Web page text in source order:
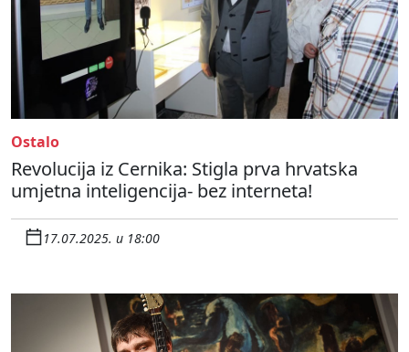
Ostalo
Revolucija iz Cernika: Stigla prva hrvatska
umjetna inteligencija- bez interneta!
17.07.2025. u 18:00